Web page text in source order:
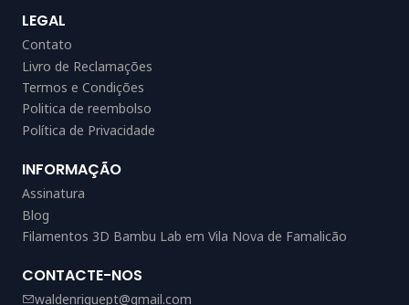
LEGAL
Contato
Livro de Reclamações
Termos e Condições
Politica de reembolso
Política de Privacidade
INFORMAÇÃO
Assinatura
Blog
Filamentos 3D Bambu Lab em Vila Nova de Famalicão
CONTACTE-NOS
waldenriquept@gmail.com